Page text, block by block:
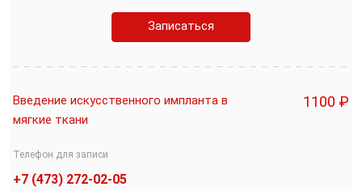
Записаться
Введение искусственного импланта в
мягкие ткани
1100 ₽
Телефон для записи
+7 (473) 272-02-05